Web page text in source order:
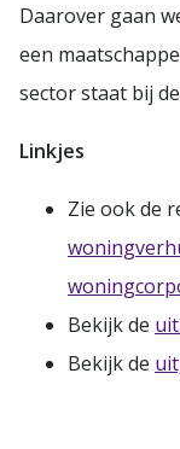
Daarover gaan
een
sector staat bij
Linkjes
Zie ook de
Bekijk de
Bekijk de